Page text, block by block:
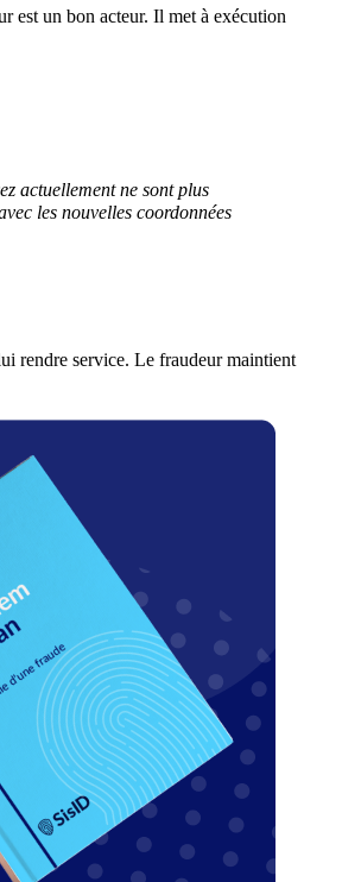
est un bon acteur. Il met à exécution
actuellement ne sont plus
les nouvelles coordonnées
rendre service. Le fraudeur maintient